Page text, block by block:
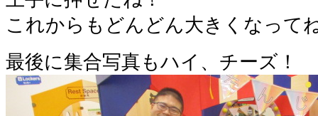
これからもどんどん大きくなって
最後に集合写真もハイ、チーズ！